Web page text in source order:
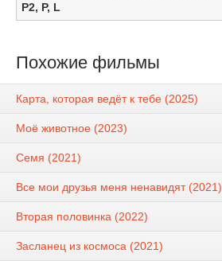
P2, P, L
Похожие фильмы
Карта, которая ведёт к тебе (2025)
Моё животное (2023)
Семя (2021)
Все мои друзья меня ненавидят (2021)
Вторая половинка (2022)
Засланец из космоса (2021)